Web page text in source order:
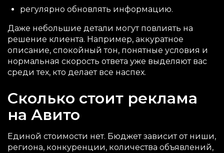
регулярно обновлять информацию.
Даже небольшие детали могут повлиять на
решение клиента. Например, аккуратное
описание, спокойный тон, понятные условия и
нормальная скорость ответа уже выделяют вас
среди тех, кто делает все наспех.
Сколько стоит реклама
на Авито
Единой стоимости нет. Бюджет зависит от ниши,
региона, конкуренции, количества объявлений,